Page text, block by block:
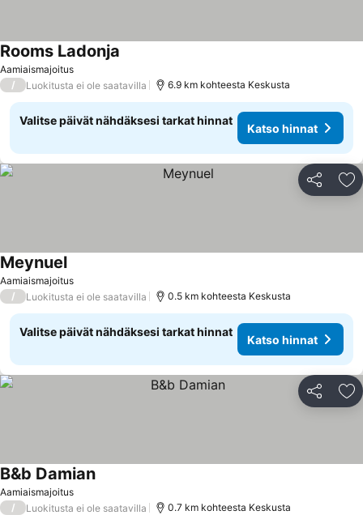
Aamiaismajoitus
Rooms Ladonja
/ Luokitusta ei ole saatavilla 6.9 km kohteesta Keskusta
Valitse päivät nähdäksesi tarkat hinnat
Katso hinnat
Jaa
Aamiaismajoitus
MeynuelKatso hinnat
/ Luokitusta ei ole saatavilla 0.5 km kohteesta Keskusta
Valitse päivät nähdäksesi tarkat hinnat
Katso hinnat
Jaa
Aamiaismajoitus
B&b DamianKatso hinnat
/ Luokitusta ei ole saatavilla 0.7 km kohteesta Keskusta